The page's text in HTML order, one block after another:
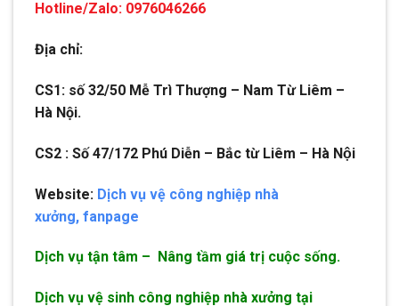
Hotline/Zalo: 0976046266
Địa chỉ:
CS1: số 32/50 Mễ Trì Thượng – Nam Từ Liêm –
Hà Nội.
CS2 : Số 47/172 Phú Diễn – Bắc từ Liêm – Hà Nội
Website: Dịch vụ vệ công nghiệp nhà
xưởng, fanpage
Dịch vụ tận tâm – Nâng tầm giá trị cuộc sống.
Dịch vụ vệ sinh công nghiệp nhà xưởng tại